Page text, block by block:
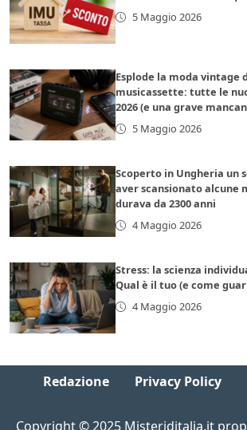
5 Maggio 2026
Esplode la moda vintage
musicassette: tutte le
2026 (e una grave
5 Maggio 2026
Scoperto in Ungheria un
aver scansionato alcune
durava da 2300 anni
4 Maggio 2026
Stress: la scienza
Qual è il tuo (e come
4 Maggio 2026
Redazione Privacy Policy
Copyright © 2025 Misteriditalia.it